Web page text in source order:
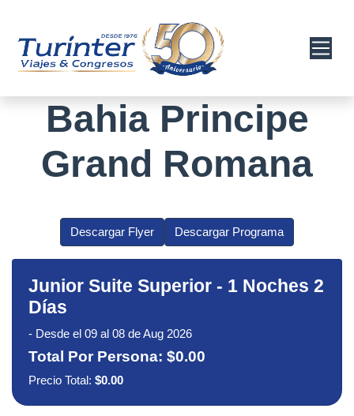
Bahia Principe
Grand Romana
Descargar Flyer Descargar Programa
Junior Suite Superior - 1 Noches 2
Días
- Desde el 09 al 08 de Aug 2026
Total Por Persona: $0.00
Precio Total: $0.00